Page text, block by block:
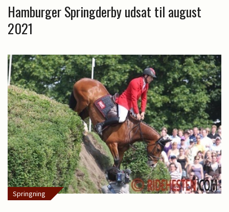
Hamburger Springderby udsat til august
2021
Springning